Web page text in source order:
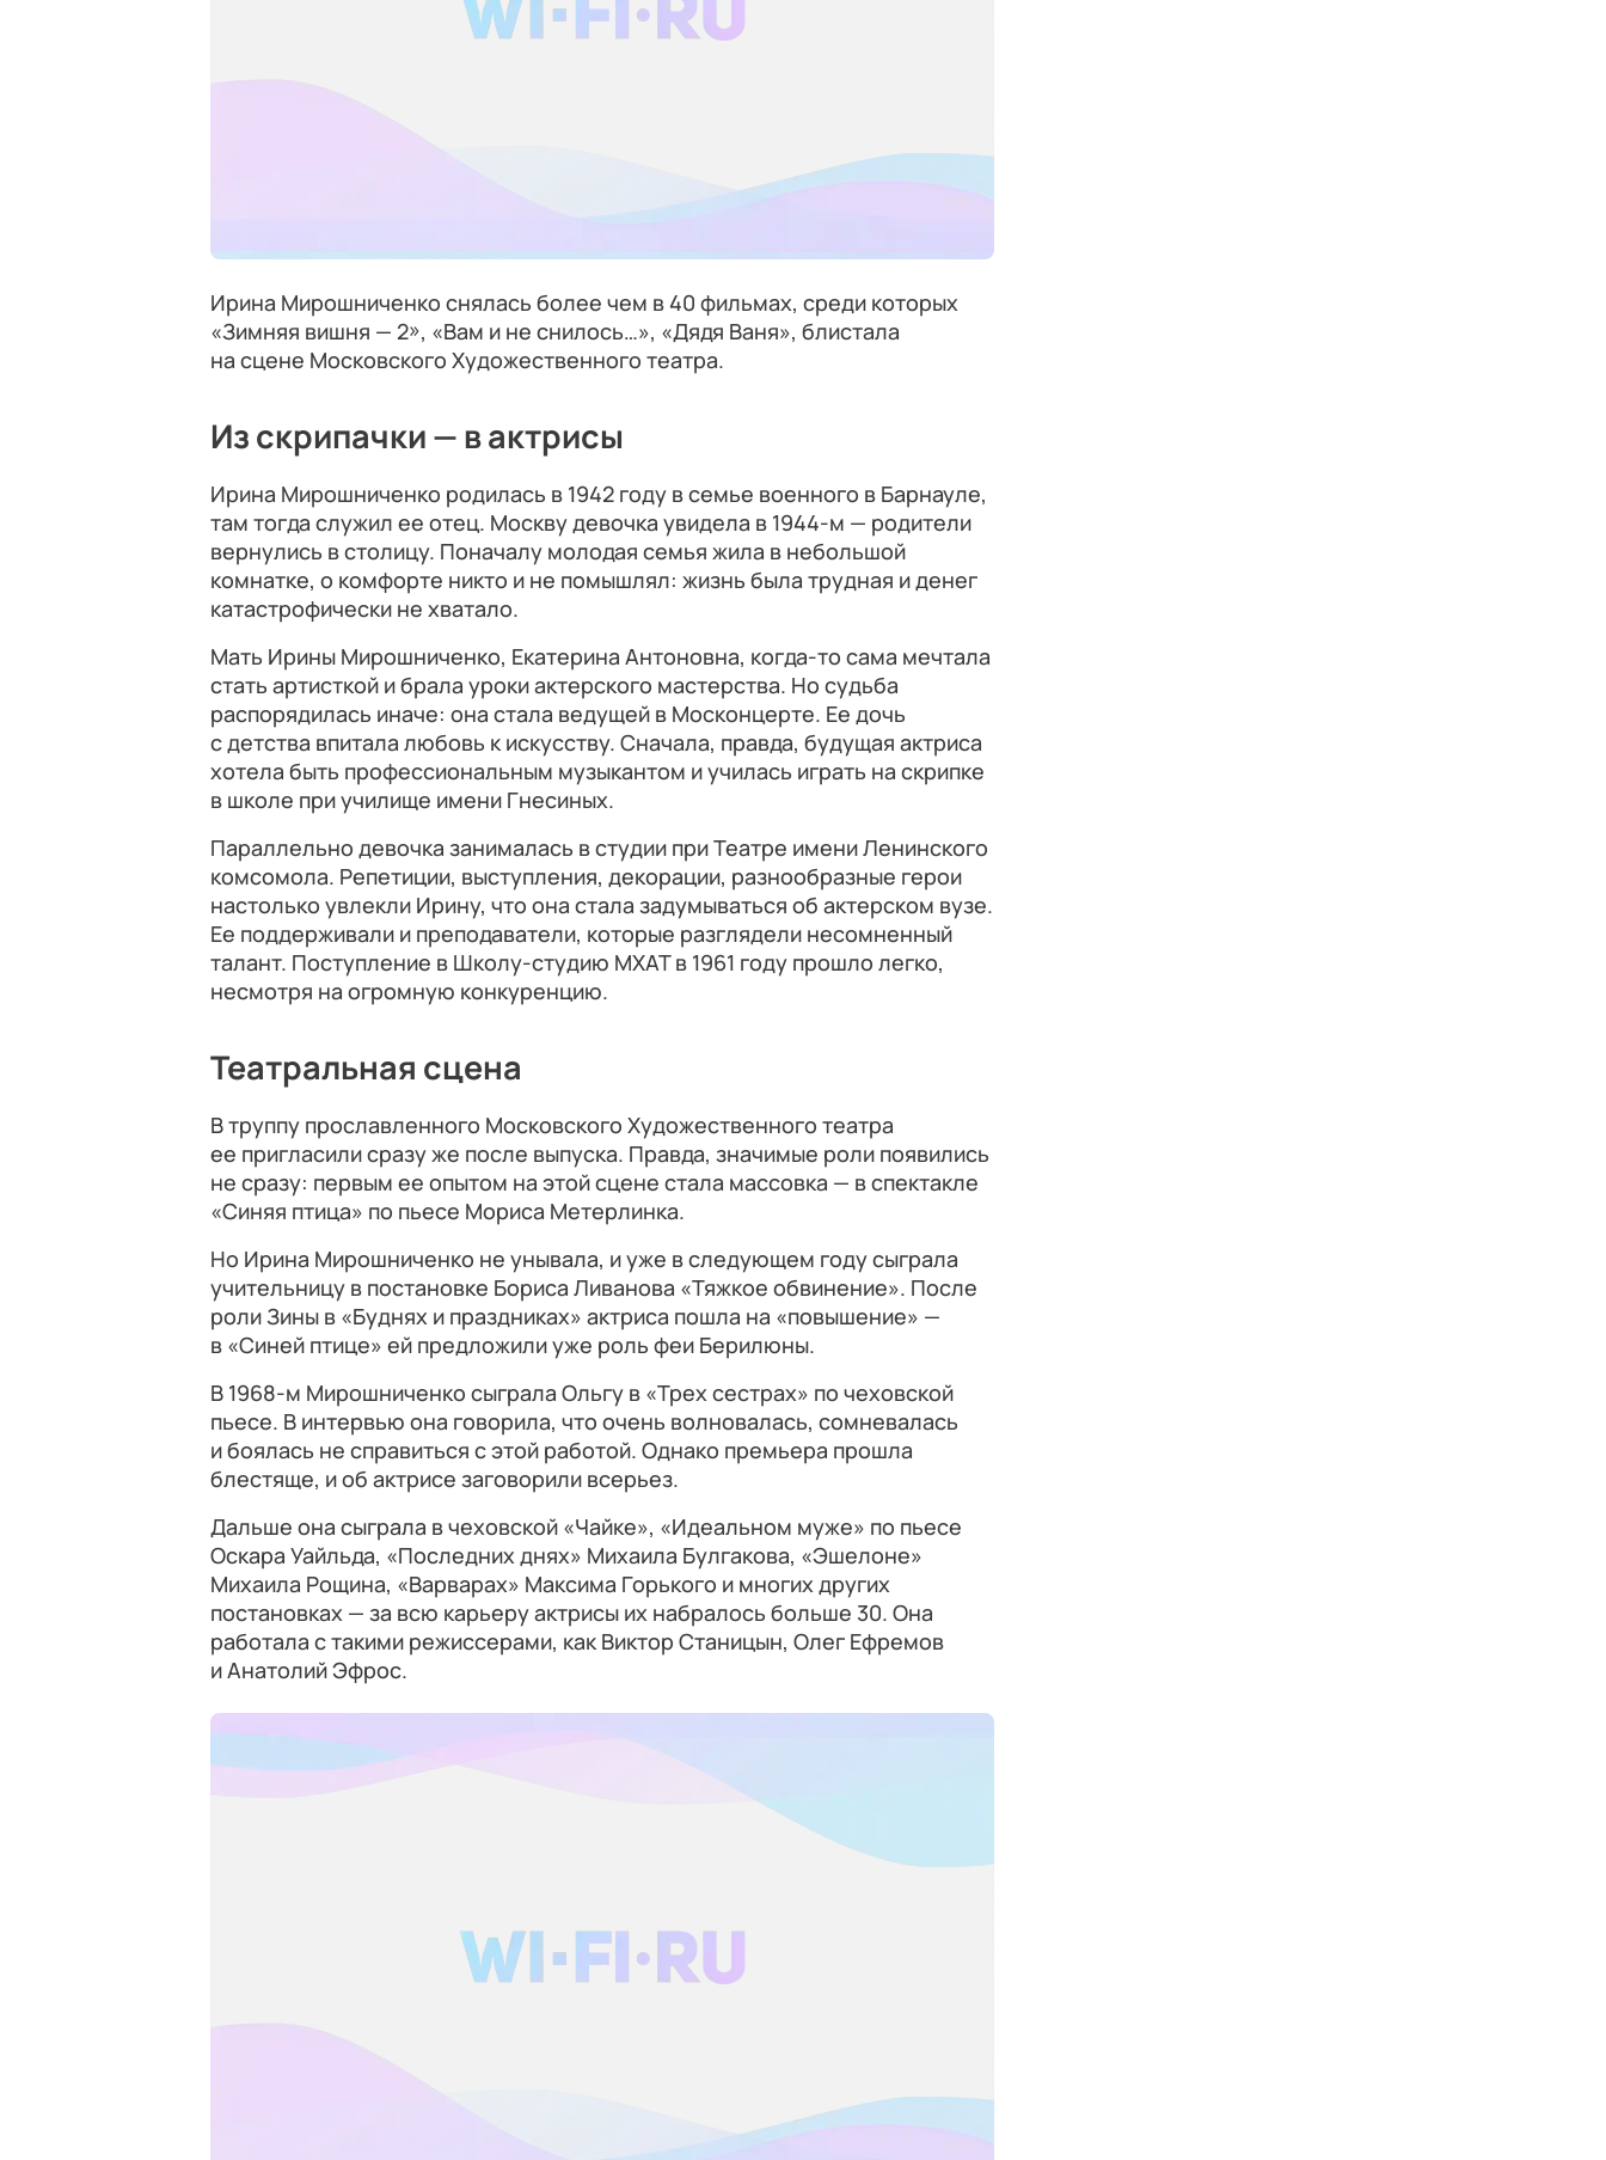
Ирина Мирошниченко снялась более чем в 40 фильмах, среди которых
«Зимняя вишня — 2», «Вам и не снилось…», «Дядя Ваня», блистала
на сцене Московского Художественного театра.
Из скрипачки — в актрисы
Ирина Мирошниченко родилась в 1942 году в семье военного в Барнауле,
там тогда служил ее отец. Москву девочка увидела в 1944-м — родители
вернулись в столицу. Поначалу молодая семья жила в небольшой
комнатке, о комфорте никто и не помышлял: жизнь была трудная и денег
катастрофически не хватало.
Мать Ирины Мирошниченко, Екатерина Антоновна, когда-то сама мечтала
стать артисткой и брала уроки актерского мастерства. Но судьба
распорядилась иначе: она стала ведущей в Москонцерте. Ее дочь
с детства впитала любовь к искусству. Сначала, правда, будущая актриса
хотела быть профессиональным музыкантом и училась играть на скрипке
в школе при училище имени Гнесиных.
Параллельно девочка занималась в студии при Театре имени Ленинского
комсомола. Репетиции, выступления, декорации, разнообразные герои
настолько увлекли Ирину, что она стала задумываться об актерском вузе.
Ее поддерживали и преподаватели, которые разглядели несомненный
талант. Поступление в Школу-студию МХАТ в 1961 году прошло легко,
несмотря на огромную конкуренцию.
Театральная сцена
В труппу прославленного Московского Художественного театра
ее пригласили сразу же после выпуска. Правда, значимые роли появились
не сразу: первым ее опытом на этой сцене стала массовка — в спектакле
«Синяя птица» по пьесе Мориса Метерлинка.
Но Ирина Мирошниченко не унывала, и уже в следующем году сыграла
учительницу в постановке Бориса Ливанова «Тяжкое обвинение». После
роли Зины в «Буднях и праздниках» актриса пошла на «повышение» —
в «Синей птице» ей предложили уже роль феи Берилюны.
В 1968-м Мирошниченко сыграла Ольгу в «Трех сестрах» по чеховской
пьесе. В интервью она говорила, что очень волновалась, сомневалась
и боялась не справиться с этой работой. Однако премьера прошла
блестяще, и об актрисе заговорили всерьез.
Дальше она сыграла в чеховской «Чайке», «Идеальном муже» по пьесе
Оскара Уайльда, «Последних днях» Михаила Булгакова, «Эшелоне»
Михаила Рощина, «Варварах» Максима Горького и многих других
постановках — за всю карьеру актрисы их набралось больше 30. Она
работала с такими режиссерами, как Виктор Станицын, Олег Ефремов
и Анатолий Эфрос.